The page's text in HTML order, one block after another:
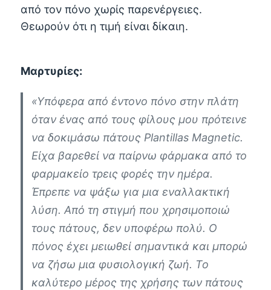
από τον πόνο χωρίς παρενέργειες.
Θεωρούν ότι η τιμή είναι δίκαιη.
Μαρτυρίες:
«Υπόφερα από έντονο πόνο στην πλάτη
όταν ένας από τους φίλους μου πρότεινε
να δοκιμάσω πάτους Plantillas Magnetic.
Είχα βαρεθεί να παίρνω φάρμακα από το
φαρμακείο τρεις φορές την ημέρα.
Έπρεπε να ψάξω για μια εναλλακτική
λύση. Από τη στιγμή που χρησιμοποιώ
τους πάτους, δεν υποφέρω πολύ. Ο
πόνος έχει μειωθεί σημαντικά και μπορώ
να ζήσω μια φυσιολογική ζωή. Το
καλύτερο μέρος της χρήσης των πάτους